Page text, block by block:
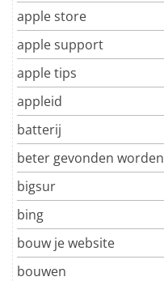
apple store
apple support
apple tips
appleid
batterij
beter gevonden worden
bigsur
bing
bouw je website
bouwen